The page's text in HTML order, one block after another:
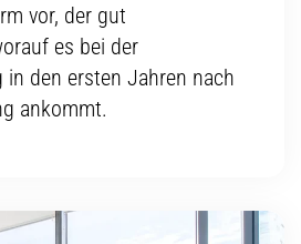
vor, der gut
es bei der
den ersten Jahren nach
ankommt.